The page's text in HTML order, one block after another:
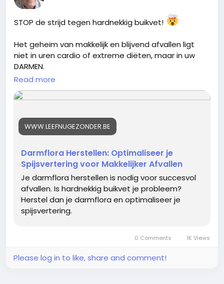
STOP de strijd tegen hardnekkig buikvet!
Het geheim van makkelijk en blijvend afvallen ligt
niet in uren cardio of extreme diëten, maar in uw
DARMEN.
Een verstoorde darmflora saboteert uw hormonen,
veroorzaakt constante ontstekingen en maakt
In onze nieuwe Ultieme Darmgezondheid Gids
De link tussen uw darm en uw hormoonbalans
(oestrogeen/cortisol).
Waarom enzymen cruciaal zijn voor een platte(re)
buik.
Welke 20 voedingsmiddelen uw darmflora direct
herstellen.
Lees de Volledige Gids:
Read more
WWW.LEEFNUGEZONDER.BE
Darmflora Herstellen: Optimaliseer je
Spijsvertering voor Makkelijker Afvallen
Je darmflora herstellen is nodig voor succesvol
afvallen. Is hardnekkig buikvet je probleem?
Herstel dan je darmflora en optimaliseer je
spijsvertering.
0 Comments 1K Views
Please log in to like, share and comment!